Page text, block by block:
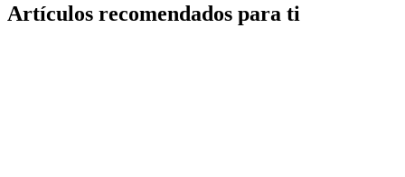
Artículos recomendados para ti